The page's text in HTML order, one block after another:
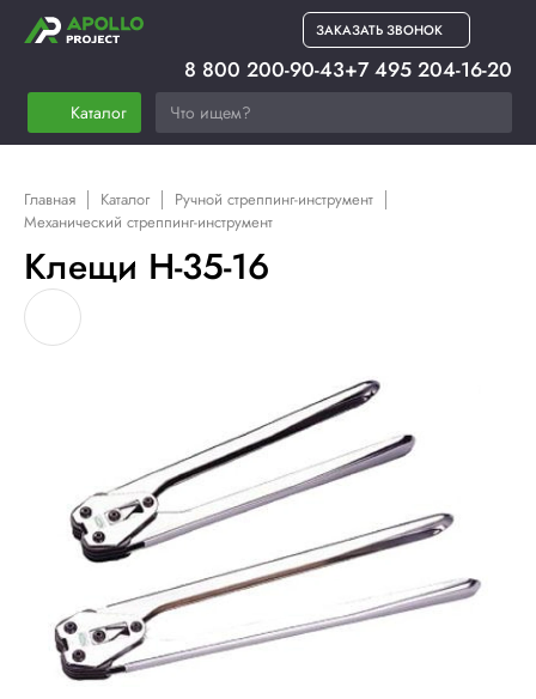
ЗАКАЗАТЬ ЗВОНОК
Каталог
8 800 200-90-43+7 495 204-16-20
Главная Каталог
Ручной стреппинг-инструмент
Механический стреппинг-инструмент
Клещи H-35-16